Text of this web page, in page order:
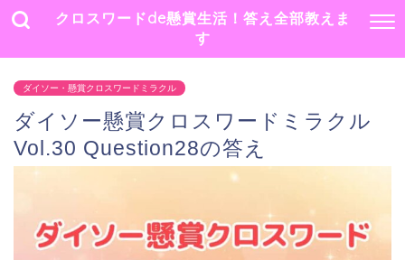
クロスワードde懸賞生活！答え全部教えま
す
ダイソー・懸賞クロスワードミラクル
ダイソー懸賞クロスワードミラクル
Vol.30 Question28の答え